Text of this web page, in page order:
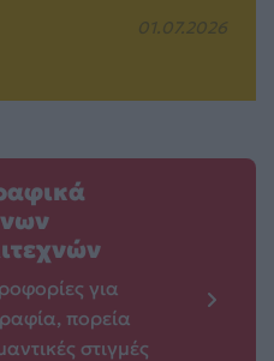
01.07.2026
για
πορεία
στιγμές